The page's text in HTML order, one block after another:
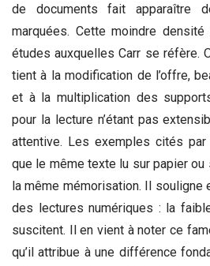
de documents fait apparaître
marquées. Cette moindre
études auxquelles Carr se réfère.
tient à la modification de l’offre,
et à la multiplication des
pour la lecture n’étant pas
attentive. Les exemples cités par
que le même texte lu sur papier ou
la même mémorisation. Il souligne
des lectures numériques : la
suscitent. Il en vient à noter ce
qu’il attribue à une différence